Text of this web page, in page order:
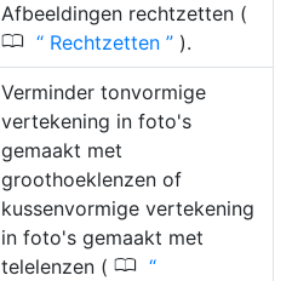
Afbeeldingen rechtzetten (
0 Rechtzetten ).
Verminder tonvormige
vertekening in foto's
gemaakt met
groothoeklenzen of
kussenvormige vertekening
in foto's gemaakt met
telelenzen ( 0